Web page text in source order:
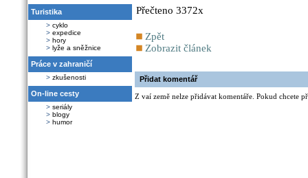
Turistika
> cyklo
> expedice
> hory
> lyže a sněžnice
Práce v zahraničí
> zkušenosti
On-line cesty
> seriály
> blogy
> humor
Přečteno 3372x
Zpět
Zobrazit článek
Přidat komentář
Z vaí země nelze přidávat komentáře. Pokud chcete